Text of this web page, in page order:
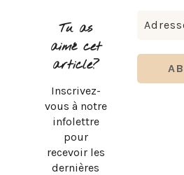
Tu as
aimé cet
article?
Inscrivez-
vous à notre
infolettre
pour
recevoir les
dernières